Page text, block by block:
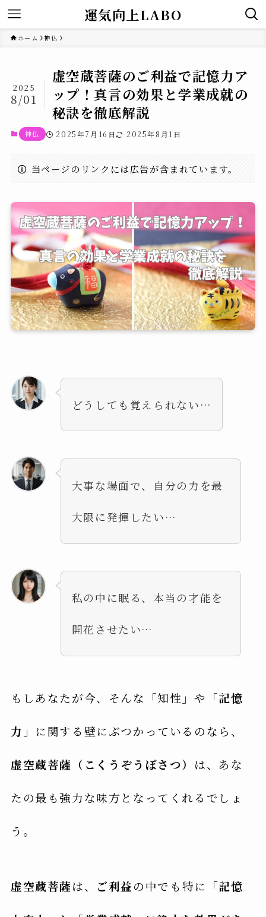
運気向上LABO
ホーム 神仏
虚空蔵菩薩のご利益で記憶力ア
ップ！真言の効果と学業成就の
秘訣を徹底解説
2025
8/01
神仏 2025年7月16日 2025年8月1日
当ページのリンクには広告が含まれています。
どうしても覚えられない…
大事な場面で、自分の力を最
大限に発揮したい…
私の中に眠る、本当の才能を
開花させたい…
もしあなたが今、そんな「知性」や「記憶
力 」に関する壁にぶつかっているのなら、
虚空蔵菩薩（こくうぞうぼさつ） は、あな
たの最も強力な味方となってくれるでしょ
う。
虚空蔵菩薩は、 ご利益の中でも特に 「記憶